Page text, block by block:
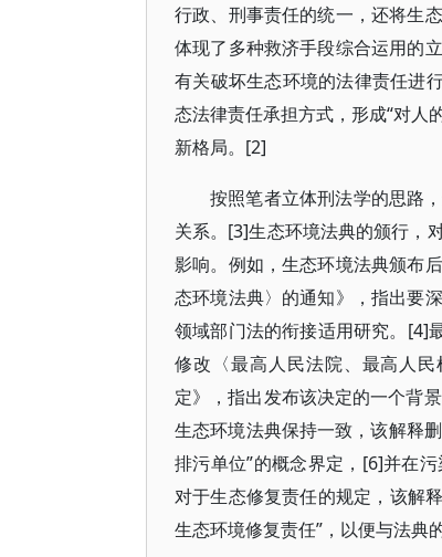
行政、刑事责任的统一，还将生
体现了多种救济手段综合运用的
有关破坏生态环境的法律责任进
态法律责任承担方式，形成“对人
新格局。[2]
按照笔者立体刑法学的思路
关系。[3]生态环境法典的颁行，
影响。例如，生态环境法典颁布
态环境法典〉的通知》，指出要
领域部门法的衔接适用研究。[4]
修改〈最高人民法院、最高人
定》，指出发布该决定的一个背
生态环境法典保持一致，该解释
排污单位”的概念界定，[6]并在
对于生态修复责任的规定，该解
生态环境修复责任”，以便与法典